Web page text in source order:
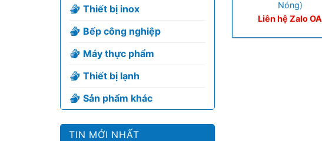
Thiết bị inox
Bếp công nghiệp
Máy thực phẩm
Thiết bị lạnh
Sản phẩm khác
TIN MỚI NHẤT
Nóng)
Liên hệ Zalo OA